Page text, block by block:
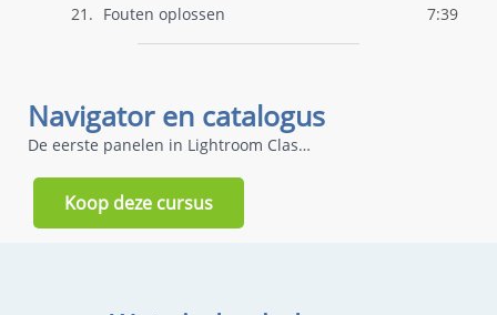
21. Fouten oplossen 7:39
Navigator en catalogus
De eerste panelen in Lightroom Classic
Koop deze cursus